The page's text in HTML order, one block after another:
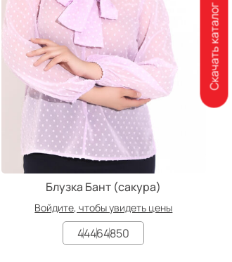
Блузка Бант (сакура)
Войдите, чтобы увидеть цены
44464850
Скачать каталог